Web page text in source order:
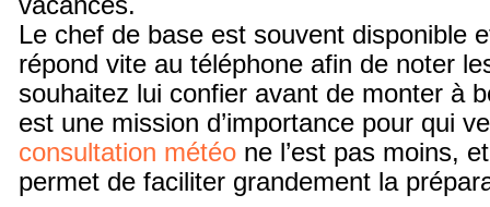
Le chef de base est souvent disponible
répond vite au téléphone afin de noter
souhaitez lui confier avant de monter à
est une mission d’importance pour qui
consultation météo ne l’est pas moins,
permet de faciliter grandement la